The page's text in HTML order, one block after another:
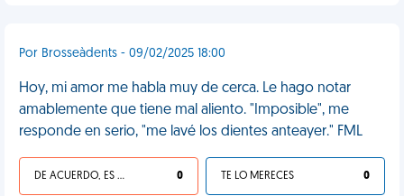
Por Brosseàdents - 09/02/2025 18:00
Hoy, mi amor me habla muy de cerca. Le hago notar
amablemente que tiene mal aliento. "Imposible", me
responde en serio, "me lavé los dientes anteayer." FML
DE ACUERDO, ES UNA VIDA HP 0 TE LO MERECES 0